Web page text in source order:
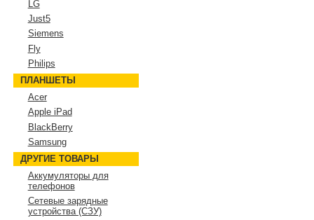
LG
Just5
Siemens
Fly
Philips
ПЛАНШЕТЫ
Acer
Apple iPad
BlackBerry
Samsung
ДРУГИЕ ТОВАРЫ
Аккумуляторы для
телефонов
Сетевые зарядные
устройства (СЗУ)